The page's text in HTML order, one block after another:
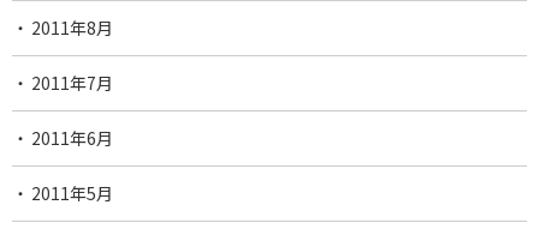
2011年8月
2011年7月
2011年6月
2011年5月